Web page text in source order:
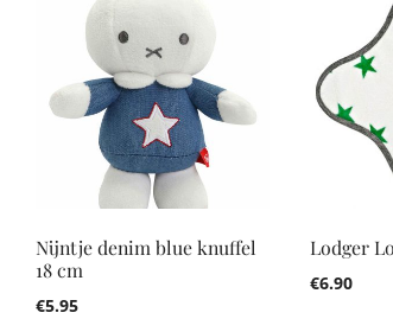
Nijntje denim blue knuffel
18 cm
€5.95
Lodger
€6.90